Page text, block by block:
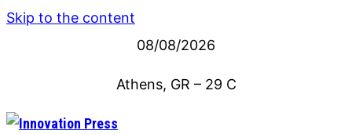
Skip to the content
08/08/2026
Athens, GR – 29 C